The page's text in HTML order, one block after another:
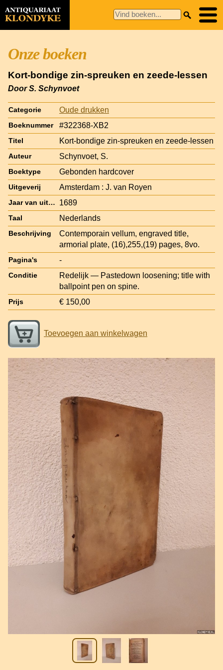
Onze boeken
Kort-bondige zin-spreuken en zeede-lessen
Door S. Schynvoet
Categorie Oude drukken
Boeknummer #322368-XB2
Titel Kort-bondige zin-spreuken en zeede-lessen
Auteur Schynvoet, S.
Boektype Gebonden hardcover
Uitgeverij Amsterdam : J. van Royen
Jaar van uitgave 1689
Taal Nederlands
Beschrijving
Contemporain vellum, engraved title,
armorial plate, (16),255,(19) pages, 8vo.
Pagina's -
Conditie
Redelijk — Pastedown loosening; title with
ballpoint pen on spine.
Prijs € 150,00
Toevoegen aan winkelwagen